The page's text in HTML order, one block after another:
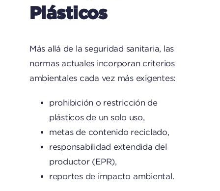
Plásticos
Más allá de la seguridad sanitaria, las
normas actuales incorporan criterios
ambientales cada vez más exigentes:
prohibición o restricción de
plásticos de un solo uso,
metas de contenido reciclado,
responsabilidad extendida del
productor (EPR),
reportes de impacto ambiental.